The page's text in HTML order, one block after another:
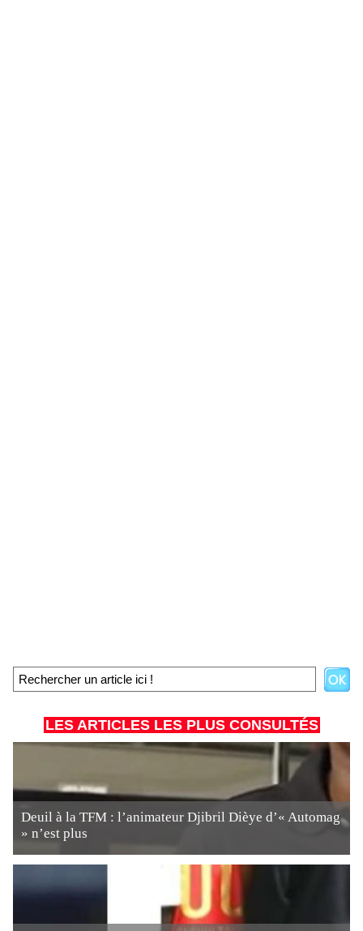
LES ARTICLES LES PLUS CONSULTÉS
Deuil à la TFM : l’animateur Djibril Dièye d’« Automag
» n’est plus